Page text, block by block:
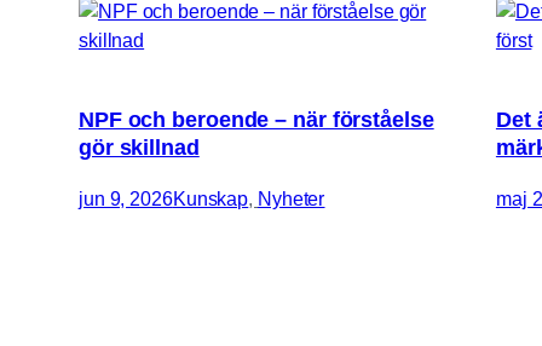
NPF och beroende – när förståelse
gör skillnad
jun 9, 2026Kunskap, Nyheter
Det
maj